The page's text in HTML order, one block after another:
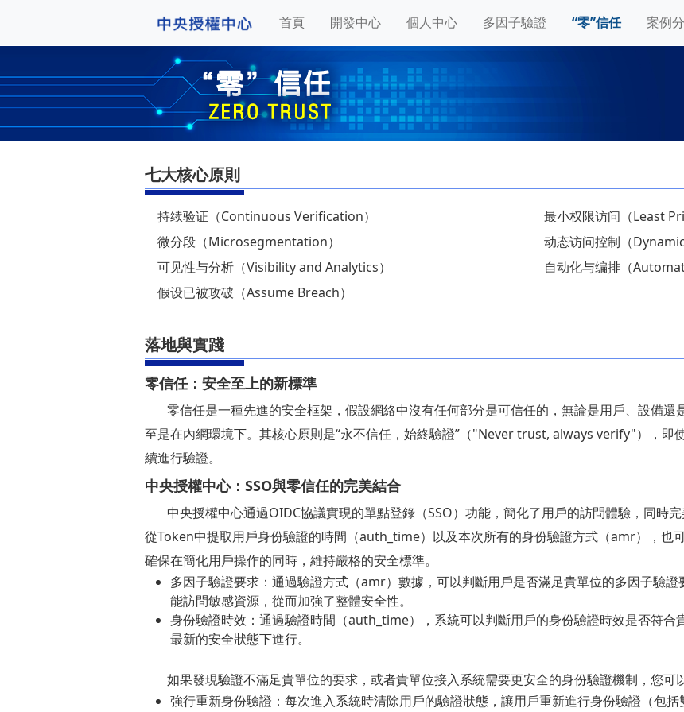
首頁 開發中心 個人中心 多因子驗證 “零”信任 案例
七大核心原則
持续验证（Continuous Verification）
最小权限访问（Least
微分段（Microsegmentation）
动态访问控制（
可见性与分析（Visibility and Analytics）
自动化与编排（
假设已被攻破（Assume Breach）
落地與實踐
零信任：安全至上的新標準
零信任是一種先進的安全框架，假設網絡中沒有任何部分是可信任的，無論是用戶、設備
至是在內網環境下。其核心原則是“永不信任，始終驗證”（"Never trust, always verify"），即
續進行驗證。
中央授權中心：SSO與零信任的完美結合
中央授權中心通過OIDC協議實現的單點登錄（SSO）功能，簡化了用戶的訪問體驗，同時
從Token中提取用戶身份驗證的時間（auth_time）以及本次所有的身份驗證方式（amr），也
確保在簡化用戶操作的同時，維持嚴格的安全標準。
多因子驗證要求：通過驗證方式（amr）數據，可以判斷用戶是否滿足貴單位的多因子驗
能訪問敏感資源，從而加強了整體安全性。
身份驗證時效：通過驗證時間（auth_time），系統可以判斷用戶的身份驗證時效是否符合
最新的安全狀態下進行。
如果發現驗證不滿足貴單位的要求，或者貴單位接入系統需要更安全的身份驗證機制，您可
強行重新身份驗證：每次進入系統時清除用戶的驗證狀態，讓用戶重新進行身份驗證（包